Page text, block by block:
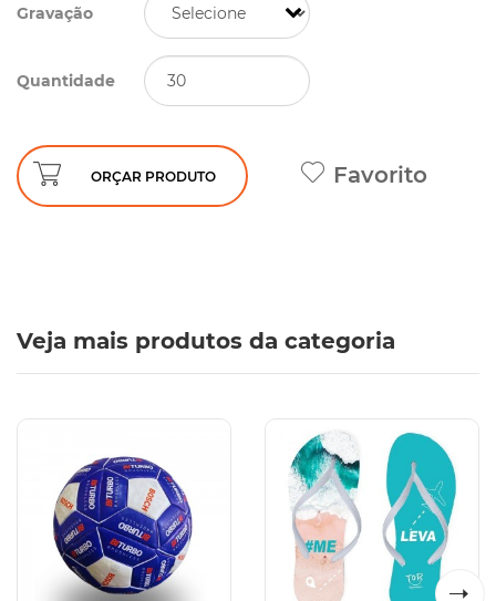
Gravação
Quantidade
ORÇAR PRODUTO Favorito
Veja mais produtos da categoria